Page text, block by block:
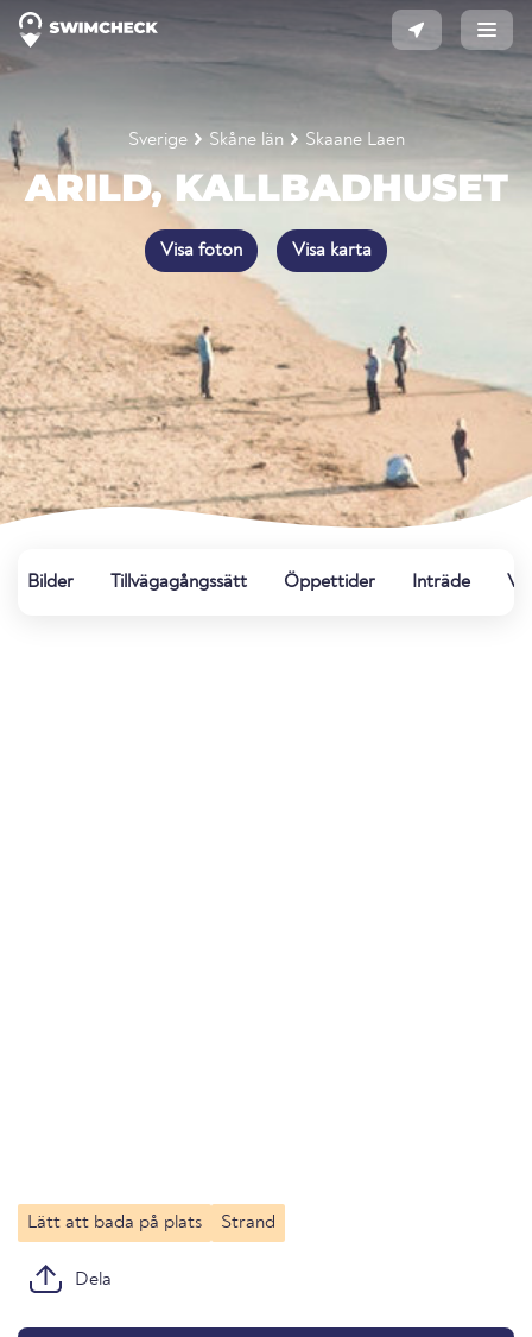
Sverige Skåne län Skaane Laen
ARILD, KALLBADHUSET
Visa foton Visa karta
Bilder Tillvägagångssätt Öppettider Inträde
Lätt att bada på plats Strand
Dela